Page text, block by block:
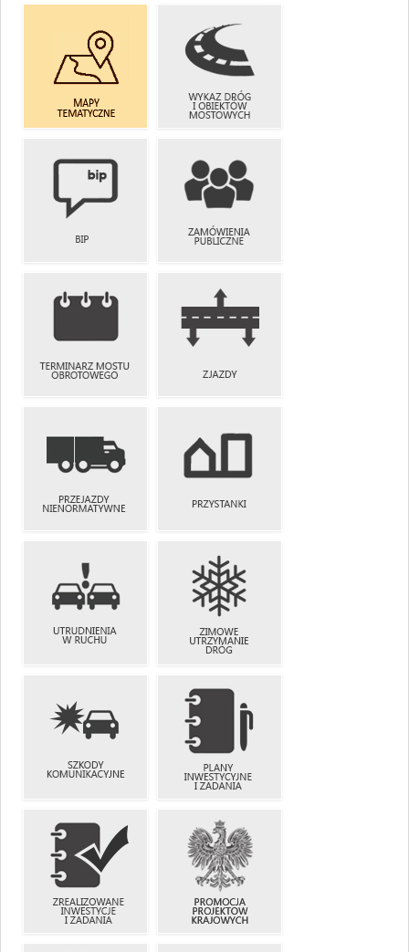
MAPY
TEMATYCZNE
WYKAZ DRÓG
I OBIEKTÓW
ZAMÓWIENIA
PUBLICZNE
TERMINARZ
MOSTU
ZJAZDY
PRZEJAZDY
NIENORMATYWNE
PRZYSTANKI
UTRUDNIENIA
W RUCHU
ZIMOWE
UTRZYMANIE
DRÓG
SZKODY
KOMUNIKACYJNE
PLANY
INWESTYCYJNE
I ZADANIA